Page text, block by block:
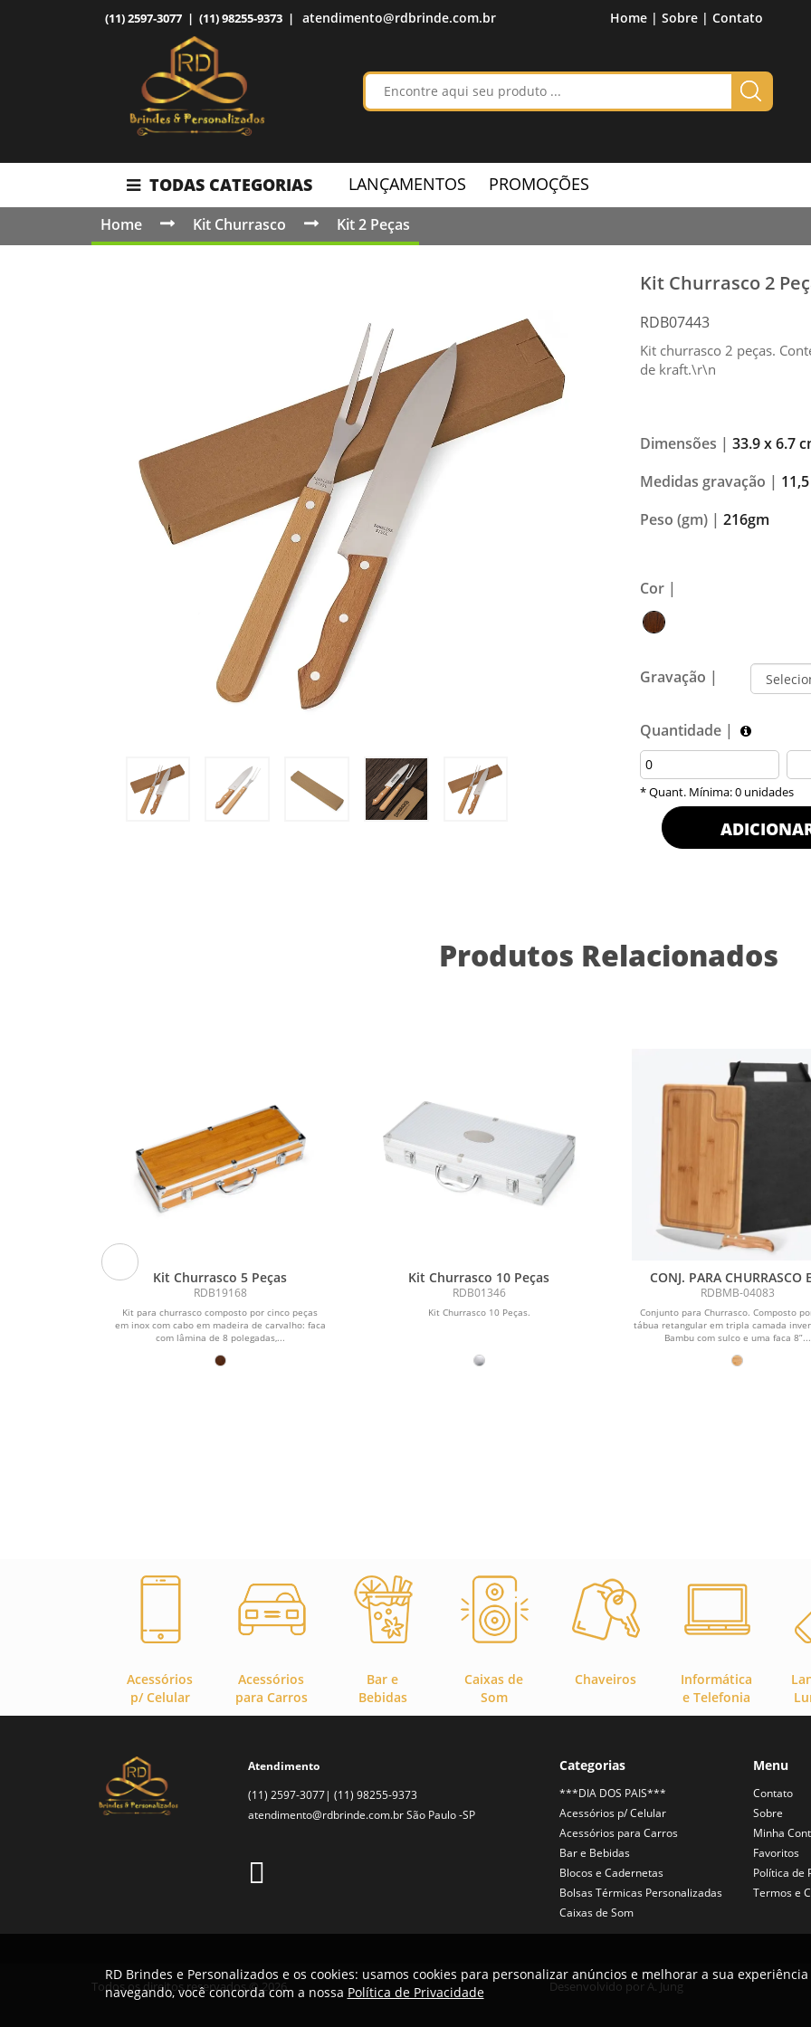
(11) 2597-3077 | (11) 98255-9373 | atendimento@rdbrinde.com.br Home | Sobre | Contato
TODAS CATEGORIAS LANÇAMENTOS PROMOÇÕES
Home Kit Churrasco Kit 2 Peças
Kit Churrasco 2
RDB07443
Kit churrasco 2 peças.
de kraft.\r\n
Dimensões | 33.9 x 6.7
Medidas gravação |
Peso (gm) | 216gm
Cor |
Gravação |
Quantidade |
* Quant. Mínima: 0 unidades
Produtos Relacionados
Kit Churrasco 5 Peças
RDB19168
Kit para churrasco composto por cinco peças
em inox com cabo em madeira de carvalho: faca
com lâmina de 8 polegadas,...
Kit Churrasco 10 Peças
RDB01346
Kit Churrasco 10 Peças.
CONJ. PARA CHURRASCO
BAMBU / MADEIRA / INOX - 2
RDBMB-04083
Conjunto para Churrasco. Composto
tábua retangular em tripla camada
Bambu com sulco e uma faca 8”...
Acessórios
p/ Celular
Acessórios
para Carros
Bar e
Bebidas
Caixas de
Som
Chaveiros
Informática
e Telefonia
Atendimento
(11) 2597-3077| (11) 98255-9373
atendimento@rdbrinde.com.brSão Paulo -SP
Categorias
***DIA DOS PAIS***
Acessórios p/ Celular
Acessórios para Carros
Bar e Bebidas
Blocos e Cadernetas
Bolsas Térmicas Personalizadas
Caixas de Som
Menu
Contato
Sobre
Minha
Favoritos
Política de
Termos e
Todos os direitos reservados © 2026 Desenvolvido porA. Jung
RD Brindes e Personalizados e os cookies: usamos cookies para personalizar anúncios e melhorar a sua
navegando, você concorda com a nossa Política de Privacidade